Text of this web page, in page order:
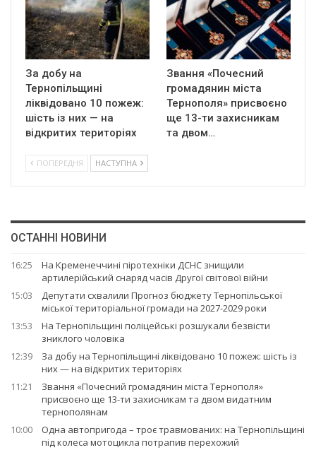
За добу на
Тернопільщині
ліквідовано 10 пожеж:
шість із них — на
відкритих територіях
Звання «Почесний
громадянин міста
Тернополя» присвоєно
ще 13-ти захисникам
та двом…
ПОПЕРЕДНЯ НАСТУПНА
ОСТАННІ НОВИНИ
16:25
На Кременеччині піротехніки ДСНС знищили
артилерійський снаряд часів Другої світової війни
15:03
Депутати схвалили Прогноз бюджету Тернопільської
міської територіальної громади на 2027-2029 роки
13:53
На Тернопільщині поліцейські розшукали безвісти
зниклого чоловіка
12:39
За добу на Тернопільщині ліквідовано 10 пожеж: шість із
них — на відкритих територіях
11:21
Звання «Почесний громадянин міста Тернополя»
присвоєно ще 13-ти захисникам та двом видатним
тернополянам
10:00
Одна автопригода – троє травмованих: на Тернопільщині
під колеса мотоцикла потрапив перехожий